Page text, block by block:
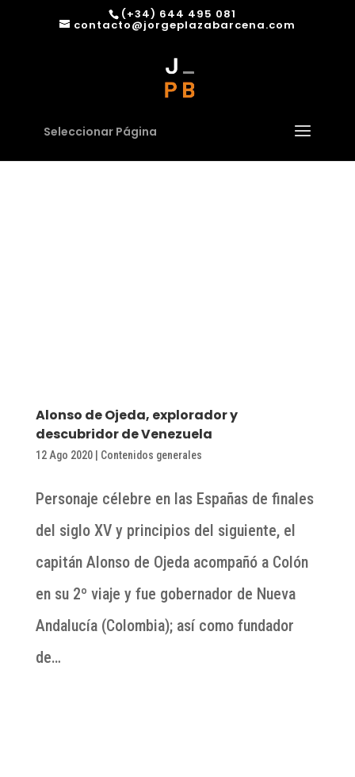
(+34) 644 495 081
contacto@jorgeplazabarcena.com
Seleccionar Página
Alonso de Ojeda, explorador y
descubridor de Venezuela
12 Ago 2020| Contenidos generales
Personaje célebre en las Españas de finales
del siglo XV y principios del siguiente, el
capitán Alonso de Ojeda acompañó a Colón
en su 2º viaje y fue gobernador de Nueva
Andalucía (Colombia); así como fundador
de…